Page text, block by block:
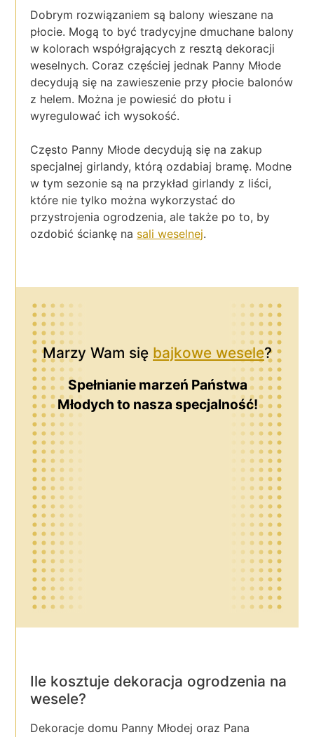
Dobrym rozwiązaniem są balony wieszane na
płocie. Mogą to być tradycyjne dmuchane balony
w kolorach współgrających z resztą dekoracji
weselnych. Coraz częściej jednak Panny Młode
decydują się na zawieszenie przy płocie balonów
z helem. Można je powiesić do płotu i
wyregulować ich wysokość.
Często Panny Młode decydują się na zakup
specjalnej girlandy, którą ozdabiaj bramę. Modne
w tym sezonie są na przykład girlandy z liści,
które nie tylko można wykorzystać do
przystrojenia ogrodzenia, ale także po to, by
ozdobić ściankę na sali weselnej.
Marzy Wam się bajkowe wesele?
Spełnianie marzeń Państwa
Młodych to nasza specjalność!
Ile kosztuje dekoracja ogrodzenia na
wesele?
Dekoracje domu Panny Młodej oraz Pana